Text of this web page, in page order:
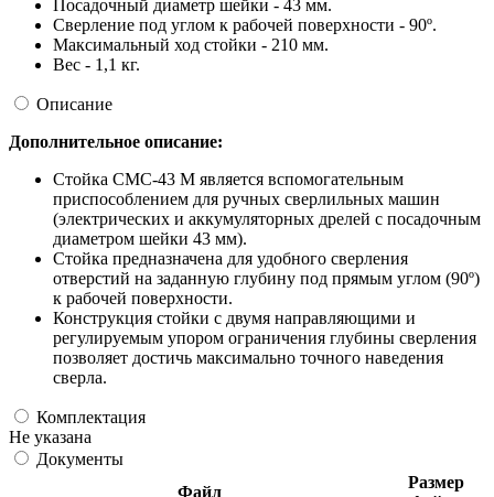
Посадочный диаметр шейки - 43 мм.
Сверление под углом к рабочей поверхности - 90º.
Максимальный ход стойки - 210 мм.
Вес - 1,1 кг.
Описание
Дополнительное описание:
Стойка СМС-43 М является вспомогательным
приспособлением для ручных сверлильных машин
(электрических и аккумуляторных дрелей с посадочным
диаметром шейки 43 мм).
Стойка предназначена для удобного сверления
отверстий на заданную глубину под прямым углом (90º)
к рабочей поверхности.
Конструкция стойки с двумя направляющими и
регулируемым упором ограничения глубины сверления
позволяет достичь максимально точного наведения
сверла.
Комплектация
Не указана
Документы
Файл
Размер